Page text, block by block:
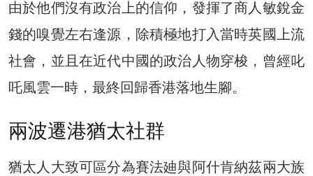
由於他們沒有政治上的信仰，發揮了商人敏銳金
錢的嗅覺左右逢源，除積極地打入當時英國上流
社會，並且在近代中國的政治人物穿梭，曾經叱
吒風雲一時，最終回歸香港落地生腳。
兩波遷港猶太社群
猶太人大致可區分為賽法廸與阿什肯納茲兩大族